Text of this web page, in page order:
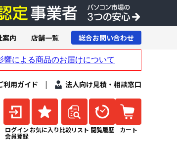
利用ガイド | 法人向け見積・相談窓口
ログイン
会員登録
お気に入り 比較リスト 閲覧履歴 カート
案内 店舗一覧 総合お問い合わせ